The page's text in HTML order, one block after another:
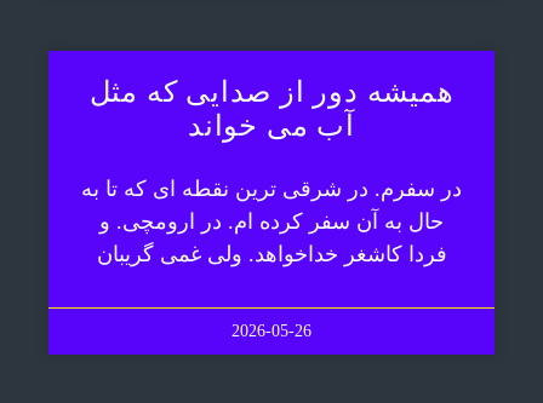
همیشه دور از صدایی که مثل
آب می خواند
در سفرم. در شرقی ترین نقطه ای که تا به
حال به آن سفر کرده ام. در ارومچی. و
فردا کاشغر خداخواهد. ولی غمی گریبان
2026-05-26